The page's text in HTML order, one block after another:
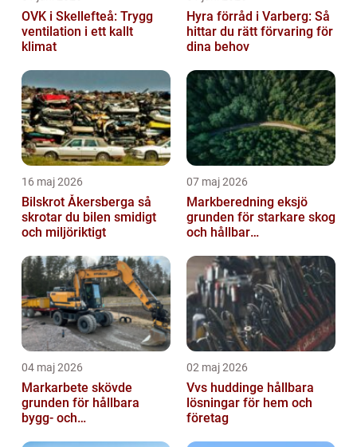
OVK i Skellefteå: Trygg
ventilation i ett kallt
klimat
Hyra förråd i Varberg: Så
hittar du rätt förvaring för
dina behov
16 maj 2026
Bilskrot Åkersberga så
skrotar du bilen smidigt
och miljöriktigt
07 maj 2026
Markberedning eksjö
grunden för starkare skog
och hållbar
04 maj 2026
Markarbete skövde
grunden för hållbara
bygg- och
02 maj 2026
Vvs huddinge hållbara
lösningar för hem och
företag